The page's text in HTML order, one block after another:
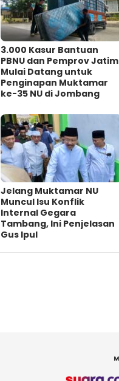
3.000 Kasur Bantuan
PBNU dan Pemprov Jatim
Mulai Datang untuk
Penginapan Muktamar
ke-35 NU di Jombang
Jelang Muktamar NU
Muncul Isu Konflik
Internal Gegara
Tambang, Ini Penjelasan
Gus Ipul